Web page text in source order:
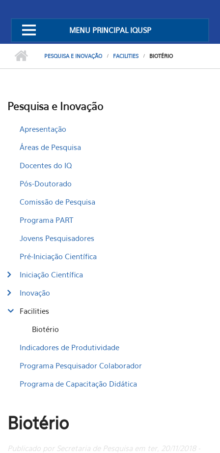
MENU PRINCIPAL IQUSP
PESQUISA E INOVAÇÃO FACILITIES BIOTÉRIO
Pesquisa e Inovação
Apresentação
Áreas de Pesquisa
Docentes do IQ
Pós-Doutorado
Comissão de Pesquisa
Programa PART
Jovens Pesquisadores
Pré-Iniciação Científica
Iniciação Científica
Inovação
Facilities
Biotério
Indicadores de Produtividade
Programa Pesquisador Colaborador
Programa de Capacitação Didática
Biotério
Publicado por Secretaria de Pesquisa em ter, 20/11/2018 -